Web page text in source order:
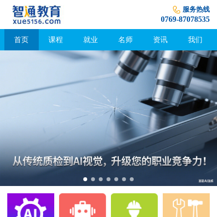
服务热线
0769-87078535
首页 课程 就业 名师 资讯 我们